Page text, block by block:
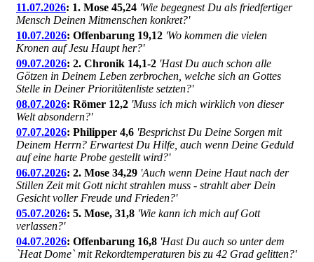
11.07.2026: 1. Mose 45,24 'Wie begegnest Du als friedfertiger
Mensch Deinen Mitmenschen konkret?'
10.07.2026: Offenbarung 19,12 'Wo kommen die vielen
Kronen auf Jesu Haupt her?'
09.07.2026: 2. Chronik 14,1-2 'Hast Du auch schon alle
Götzen in Deinem Leben zerbrochen, welche sich an Gottes
Stelle in Deiner Prioritätenliste setzten?'
08.07.2026: Römer 12,2 'Muss ich mich wirklich von dieser
Welt absondern?'
07.07.2026: Philipper 4,6 'Besprichst Du Deine Sorgen mit
Deinem Herrn? Erwartest Du Hilfe, auch wenn Deine Geduld
auf eine harte Probe gestellt wird?'
06.07.2026: 2. Mose 34,29 'Auch wenn Deine Haut nach der
Stillen Zeit mit Gott nicht strahlen muss - strahlt aber Dein
Gesicht voller Freude und Frieden?'
05.07.2026: 5. Mose, 31,8 'Wie kann ich mich auf Gott
verlassen?'
04.07.2026: Offenbarung 16,8 'Hast Du auch so unter dem
`Heat Dome` mit Rekordtemperaturen bis zu 42 Grad gelitten?'